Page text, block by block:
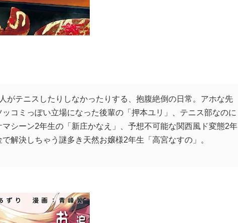
がテニスしたりしなかったりする、抱腹絶倒の日常。アホな先
コミっぽい立場になった後輩の「押本ユリ」、テニス部なのに
シーン2年生の「新庄かなえ」、予想不可能な関西風ド変態2年
解決しちゃう謎多き天然お嬢様2年生「高宮なすの」。